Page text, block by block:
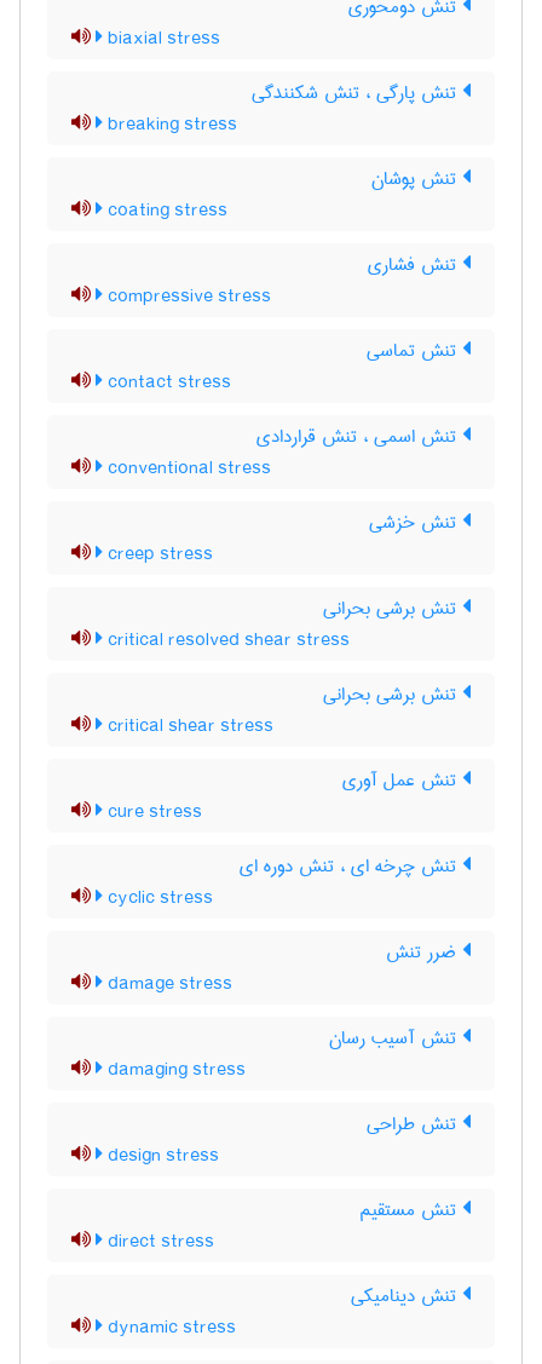
تنش دومحوری
biaxial stress
تنش پارگی ، تنش شکنندگی
breaking stress
تنش پوشان
coating stress
تنش فشاری
compressive stress
تنش تماسی
contact stress
تنش اسمی ، تنش قراردادی
conventional stress
تنش خزشی
creep stress
تنش برشی بحرانی
critical resolved shear stress
تنش برشی بحرانی
critical shear stress
تنش عمل آوری
cure stress
تنش چرخه ای ، تنش دوره ای
cyclic stress
ضرر تنش
damage stress
تنش آسیب رسان
damaging stress
تنش طراحی
design stress
تنش مستقیم
direct stress
تنش دینامیکی
dynamic stress